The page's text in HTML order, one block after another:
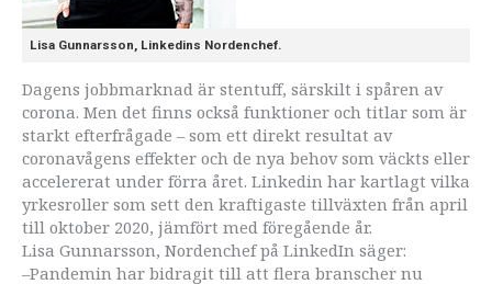
Lisa Gunnarsson, Linkedins Nordenchef.
Dagens jobbmarknad är stentuff, särskilt i spåren av
corona. Men det finns också funktioner och titlar som är
starkt efterfrågade – som ett direkt resultat av
coronavågens effekter och de nya behov som väckts eller
accelererat under förra året. Linkedin har kartlagt vilka
yrkesroller som sett den kraftigaste tillväxten från april
till oktober 2020, jämfört med föregående år.
Lisa Gunnarsson, Nordenchef på LinkedIn säger:
–Pandemin har bidragit till att flera branscher nu